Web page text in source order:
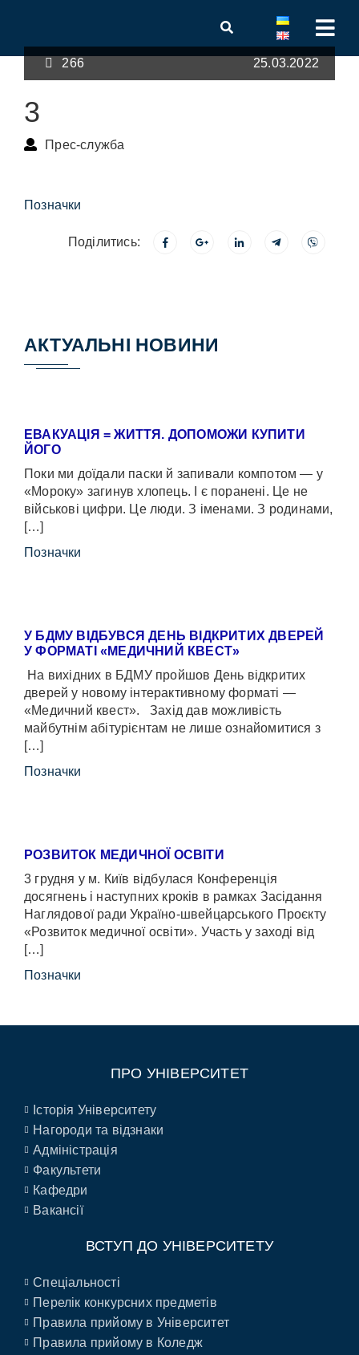
266 25.03.2022
3
Прес-служба
Позначки
Поділитись:
АКТУАЛЬНІ НОВИНИ
ЕВАКУАЦІЯ = ЖИТТЯ. ДОПОМОЖИ КУПИТИ
ЙОГО
Поки ми доїдали паски й запивали компотом — у
«Мороку» загинув хлопець. І є поранені. Це не
військові цифри. Це люди. З іменами. З родинами,
[…]
Позначки
У БДМУ ВІДБУВСЯ ДЕНЬ ВІДКРИТИХ ДВЕРЕЙ
У ФОРМАТІ «МЕДИЧНИЙ КВЕСТ»
На вихідних в БДМУ пройшов День відкритих
дверей у новому інтерактивному форматі —
«Медичний квест». Захід дав можливість
майбутнім абітурієнтам не лише ознайомитися з
[…]
Позначки
РОЗВИТОК МЕДИЧНОЇ ОСВІТИ
3 грудня у м. Київ відбулася Конференція
досягнень і наступних кроків в рамках Засідання
Наглядової ради Україно-швейцарського Проєкту
«Розвиток медичної освіти». Участь у заході від
[…]
Позначки
ПРО УНІВЕРСИТЕТ
Історія Університету
Нагороди та відзнаки
Адміністрація
Факультети
Кафедри
Вакансії
ВСТУП ДО УНІВЕРСИТЕТУ
Спеціальності
Перелік конкурсних предметів
Правила прийому в Університет
Правила прийому в Коледж